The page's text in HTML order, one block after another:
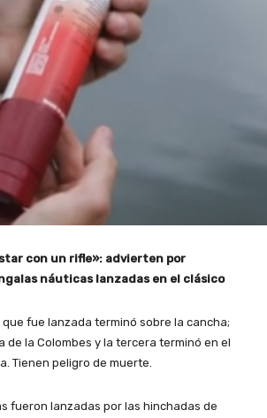
con un rifle»: advierten por
náuticas lanzadas en el clásico
fue lanzada terminó sobre la cancha;
de la Colombes y la tercera terminó en el
Tienen peligro de muerte.
fueron lanzadas por las hinchadas de